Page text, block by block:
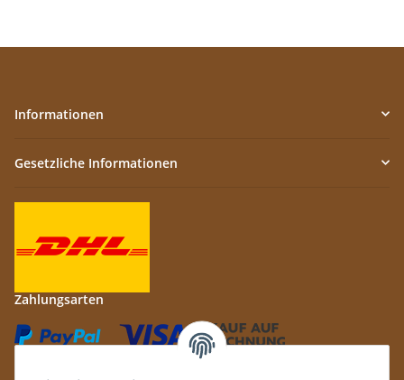
Informationen
Gesetzliche Informationen
Zahlungsarten